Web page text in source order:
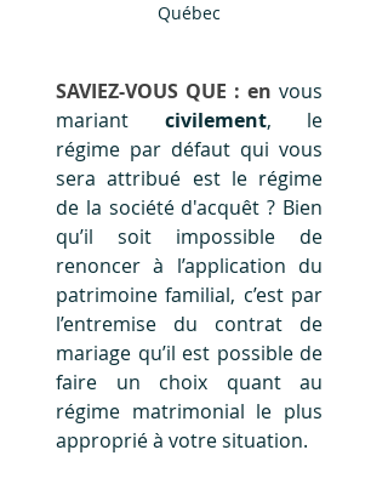
Québec
SAVIEZ-VOUS QUE : en vous
mariant civilement, le
régime par défaut qui vous
sera attribué est le régime
de la société d'acquêt ? Bien
qu’il soit impossible de
renoncer à l’application du
patrimoine familial, c’est par
l’entremise du contrat de
mariage qu’il est possible de
faire un choix quant au
régime matrimonial le plus
approprié à votre situation.